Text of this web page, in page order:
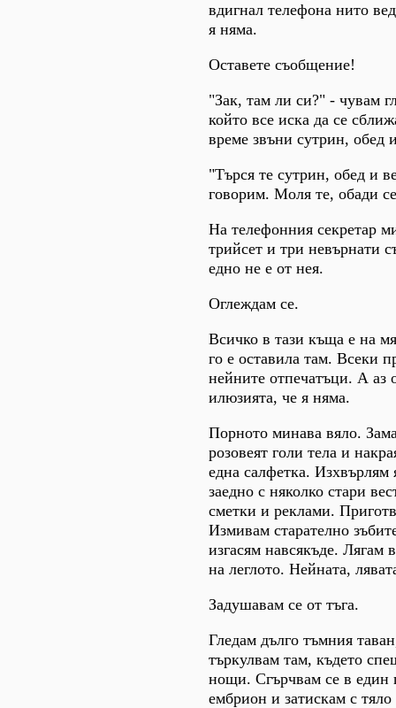
вдигнал телефона нито
я няма.
Оставете съобщение!
"Зак, там ли си?" - чувам
който все иска да се
време звъни сутрин, обед
"Търся те сутрин, обед и
говорим. Моля те, обади
На телефонния секретар
трийсет и три невърнати
едно не е от нея.
Оглеждам се.
Всичко в тази къща е на
го е оставила там. Всеки
нейните отпечатъци. А аз
илюзията, че я няма.
Порното минава вяло.
розовеят голи тела и
една салфетка. Изхвърлям
заедно с няколко стари
сметки и реклами.
Измивам старателно
изгасям навсякъде. Лягам
на леглото. Нейната,
Задушавам се от тъга.
Гледам дълго тъмния
търкулвам там, където
нощи. Сгърчвам се в един
ембрион и затискам с